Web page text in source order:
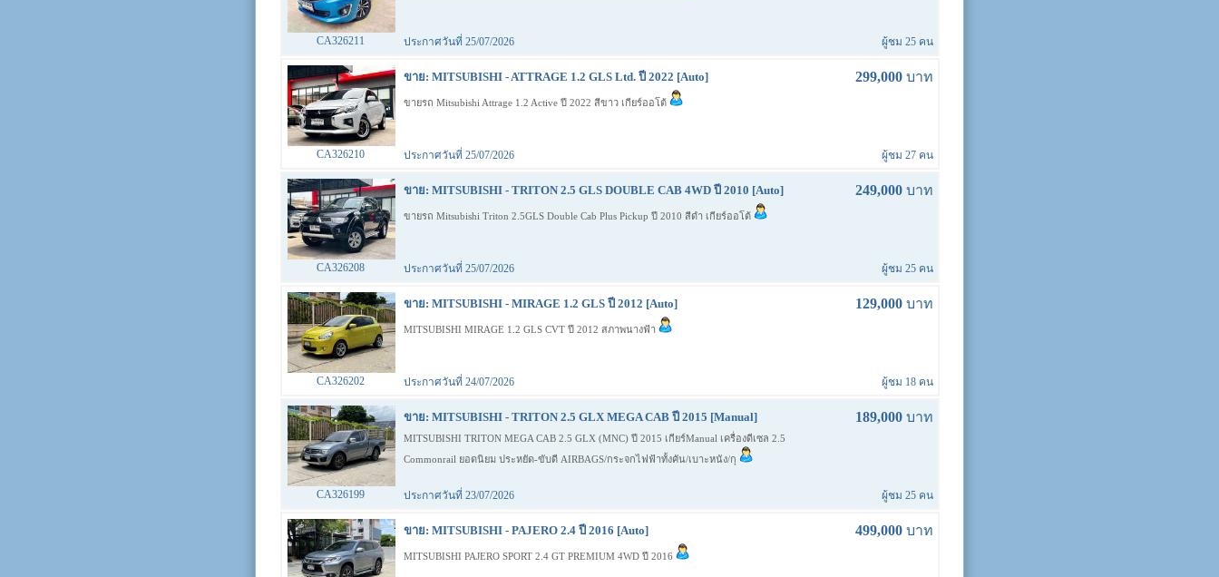
CA326211 ประกาศวันที่ 25/07/2026 ผู้ชม 25 คน
ขาย: MITSUBISHI - ATTRAGE 1.2 GLS Ltd. ปี 2022 [Auto] 299,000บาท
ขายรถ Mitsubishi Attrage 1.2 Active ปี 2022 สีขาว เกียร์ออโต้
CA326210 ประกาศวันที่ 25/07/2026 ผู้ชม 27 คน
ขาย: MITSUBISHI - TRITON 2.5 GLS DOUBLE CAB 4WD ปี 2010 [Auto] 249,000บาท
ขายรถ Mitsubishi Triton 2.5GLS Double Cab Plus Pickup ปี 2010 สีดำ เกียร์ออโต้
CA326208 ประกาศวันที่ 25/07/2026 ผู้ชม 25 คน
ขาย: MITSUBISHI - MIRAGE 1.2 GLS ปี 2012 [Auto] 129,000บาท
MITSUBISHI MIRAGE 1.2 GLS CVT ปี 2012 สภาพนางฟ้า
CA326202 ประกาศวันที่ 24/07/2026 ผู้ชม 18 คน
ขาย: MITSUBISHI - TRITON 2.5 GLX MEGA CAB ปี 2015 [Manual] 189,000บาท
MITSUBISHI TRITON MEGA CAB 2.5 GLX (MNC) ปี 2015 เกียร์Manual เครื่องดีเซล 2.5
Commonrail ยอดนิยม ประหยัด-ขับดี AIRBAGS/กระจกไฟฟ้าทั้งคัน/เบาะหนัง/กุ
CA326199 ประกาศวันที่ 23/07/2026 ผู้ชม 25 คน
ขาย: MITSUBISHI - PAJERO 2.4 ปี 2016 [Auto] 499,000บาท
MITSUBISHI PAJERO SPORT 2.4 GT PREMIUM 4WD ปี 2016